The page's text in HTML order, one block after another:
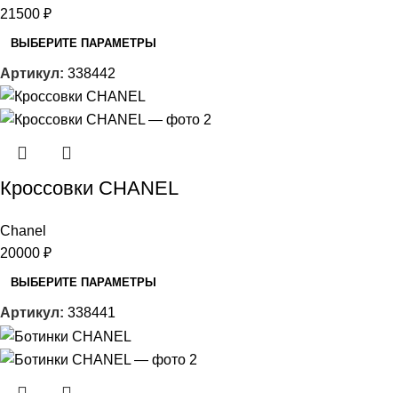
21500 ₽
ВЫБЕРИТЕ ПАРАМЕТРЫ
Артикул: 338442
Кроссовки CHANEL
Chanel
20000 ₽
ВЫБЕРИТЕ ПАРАМЕТРЫ
Артикул: 338441